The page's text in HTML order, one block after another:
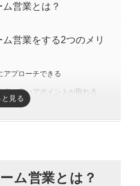
営業とは？
営業をする2つのメリ
アプローチできる
度の高いアポイントが取れる
営業をする2つのデメ
動で入力する必要がある
と見る
ム営業とは？